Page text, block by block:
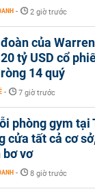
- 2 giờ trước
của
tỷ USD cổ
14 quý
- 7 giờ trước
phòng gym tại
cửa tất cả cơ
bơ vơ
- 8 giờ trước